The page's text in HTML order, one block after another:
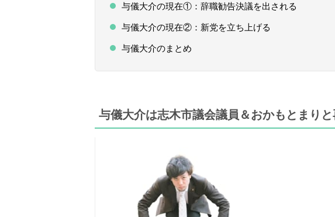
与儀大介の現在①：辞職勧告決議を出される
与儀大介の現在②：新党を立ち上げる
与儀大介のまとめ
与儀大介は志木市議会議員＆おかもとまり